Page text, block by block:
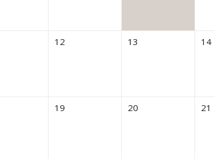
12 13 14
19 20 21